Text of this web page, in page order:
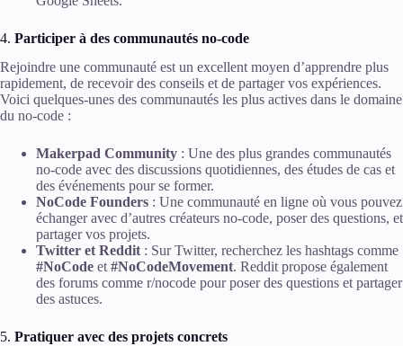
4. Participer à des communautés no-code
Rejoindre une communauté est un excellent moyen d’apprendre plus
rapidement, de recevoir des conseils et de partager vos expériences.
Voici quelques-unes des communautés les plus actives dans le domaine
du no-code :
Makerpad Community : Une des plus grandes communautés
no-code avec des discussions quotidiennes, des études de cas et
des événements pour se former.
NoCode Founders : Une communauté en ligne où vous pouvez
échanger avec d’autres créateurs no-code, poser des questions, et
partager vos projets.
Twitter et Reddit: Sur Twitter, recherchez les hashtags comme
#NoCode et#NoCodeMovement. Reddit propose également
des forums comme r/nocode pour poser des questions et partager
des astuces.
5. Pratiquer avec des projets concrets